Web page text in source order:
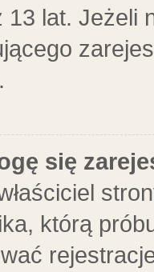
13 lat. Jeżeli
się
którą